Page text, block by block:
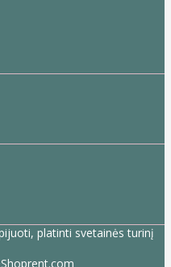
platinti svetainės turinį